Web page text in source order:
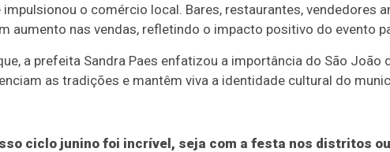
impulsionou o comércio local. Bares, restaurantes, vendedores
aumento nas vendas, refletindo o impacto positivo do evento
a prefeita Sandra Paes enfatizou a importância do São
as tradições e mantêm viva a identidade cultural do
ciclo junino foi incrível, seja com a festa nos distritos